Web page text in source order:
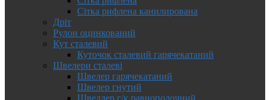
Сітка рифлена канилирована
Дріт
Рулон оцинкований
Кут сталевий
Куточок сталевий гарячекатаний
Швелери сталеві
Швелер гарячекатаний
Швелер гнутий
Швеллер г/к равнополочний